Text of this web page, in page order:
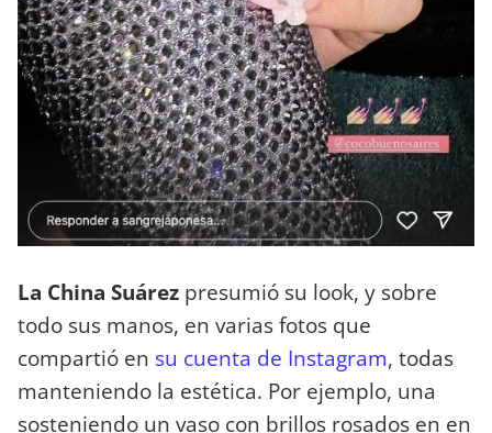
La China Suárez presumió su look, y sobre
todo sus manos, en varias fotos que
compartió en su cuenta de Instagram, todas
manteniendo la estética. Por ejemplo, una
sosteniendo un vaso con brillos rosados en en